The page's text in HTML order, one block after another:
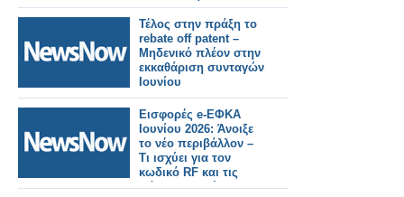
Παχυσαρκίας και για
την εξόφληση των
οφειλών των μηνών
Μαΐου και Ιουνίου
Τέλος στην πράξη το
rebate off patent –
Μηδενικό πλέον στην
εκκαθάριση συνταγών
Ιουνίου
Εισφορές e-ΕΦΚΑ
Ιουνίου 2026: Άνοιξε
το νέο περιβάλλον –
Τι ισχύει για τον
κωδικό RF και τις
πάγιες εντολές